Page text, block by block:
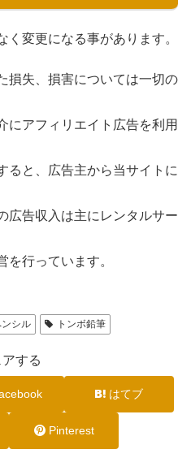
変更になる事があります。
損失、損害については一切の
にアフィリエイト広告を利用
ると、広告主から当サイトに
広告収入は主にレンタルサー
を行っています。
シル トンボ鉛筆
アする
はてブ
Pinterest